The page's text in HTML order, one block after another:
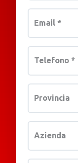
Email *
Telefono *
Provincia
Azienda